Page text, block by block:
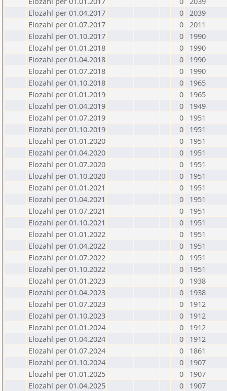
Elozahl per 01.04.2017
0 2039
Elozahl per 01.07.2017
0 2011
Elozahl per 01.10.2017
0
1990
Elozahl per 01.01.2018
0
1990
Elozahl per 01.04.2018
0
1990
Elozahl per 01.07.2018
0
1990
Elozahl per 01.10.2018
0
1965
Elozahl per 01.01.2019
0
1965
Elozahl per 01.04.2019
0
1949
Elozahl per 01.07.2019
0
1951
Elozahl per 01.10.2019
0
1951
Elozahl per 01.01.2020
0
1951
Elozahl per 01.04.2020
0
1951
Elozahl per 01.07.2020
0
1951
Elozahl per 01.10.2020
0
1951
Elozahl per 01.01.2021
0
1951
Elozahl per 01.04.2021
0
1951
Elozahl per 01.07.2021
0
1951
Elozahl per 01.10.2021
0
1951
Elozahl per 01.01.2022
0
1951
Elozahl per 01.04.2022
0
1951
Elozahl per 01.07.2022
0
1951
Elozahl per 01.10.2022
0
1951
Elozahl per 01.01.2023
0
1938
Elozahl per 01.04.2023
0
1938
Elozahl per 01.07.2023
0
1912
Elozahl per 01.10.2023
0
1912
Elozahl per 01.01.2024
0
1912
Elozahl per 01.04.2024
0
1912
Elozahl per 01.07.2024
0
1861
Elozahl per 01.10.2024
0
1907
Elozahl per 01.01.2025
0
1907
Elozahl per 01.04.2025
0
1907